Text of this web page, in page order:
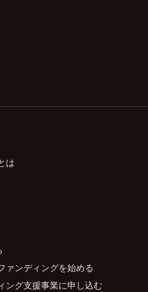
は
ァンディングを始める
ング支援事業に申し込む